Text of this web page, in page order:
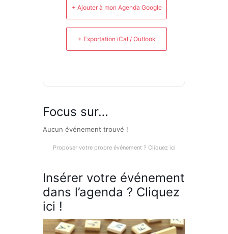
+ Ajouter à mon Agenda Google
+ Exportation iCal / Outlook
Focus sur…
Aucun événement trouvé !
Proposer votre propre événement ? Cliquez ici
Insérer votre événement
dans l’agenda ? Cliquez
ici !